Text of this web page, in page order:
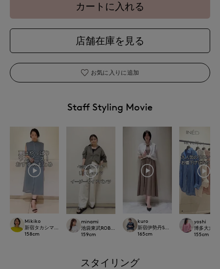
カートに入れる
店舗在庫を見る
お気に入りに追加
Staff Styling Movie
Mikiko
新宿タカシマヤSUPERIOR CLOSET
158cm
minami
池袋東武ROBE SUPERIOR CLOSET
159cm
kuro
新宿伊勢丹SUPERIOR CLOSET
165cm
yoshi
博多大丸
155cm
スタイリング